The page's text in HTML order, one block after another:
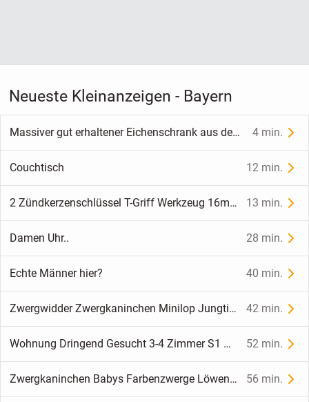
Neueste Kleinanzeigen - Bayern
Massiver gut erhaltener Eichenschrank aus den 1950er Jahren 4 min.
Couchtisch 12 min.
2 Zündkerzenschlüssel T-Griff Werkzeug 16mm & 21mm 13 min.
Damen Uhr.. 28 min.
Echte Männer hier? 40 min.
Zwergwidder Zwergkaninchen Minilop Jungtier 42 min.
Wohnung Dringend Gesucht 3-4 Zimmer S1 Anbindung 52 min.
Zwergkaninchen Babys Farbenzwerge Löwenköpfchen 56 min.